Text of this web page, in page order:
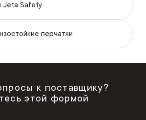
Jeta Safety
перчатки
к поставщику?
этой формой